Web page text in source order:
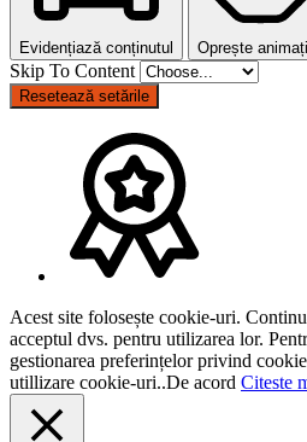
Evidențiază conținutul Oprește
Skip To Content
Resetează setările
Acest site folosește cookie-uri.
acceptul dvs. pentru utilizarea lor.
gestionarea preferințelor privind
utillizare cookie-uri..De acord Citeste